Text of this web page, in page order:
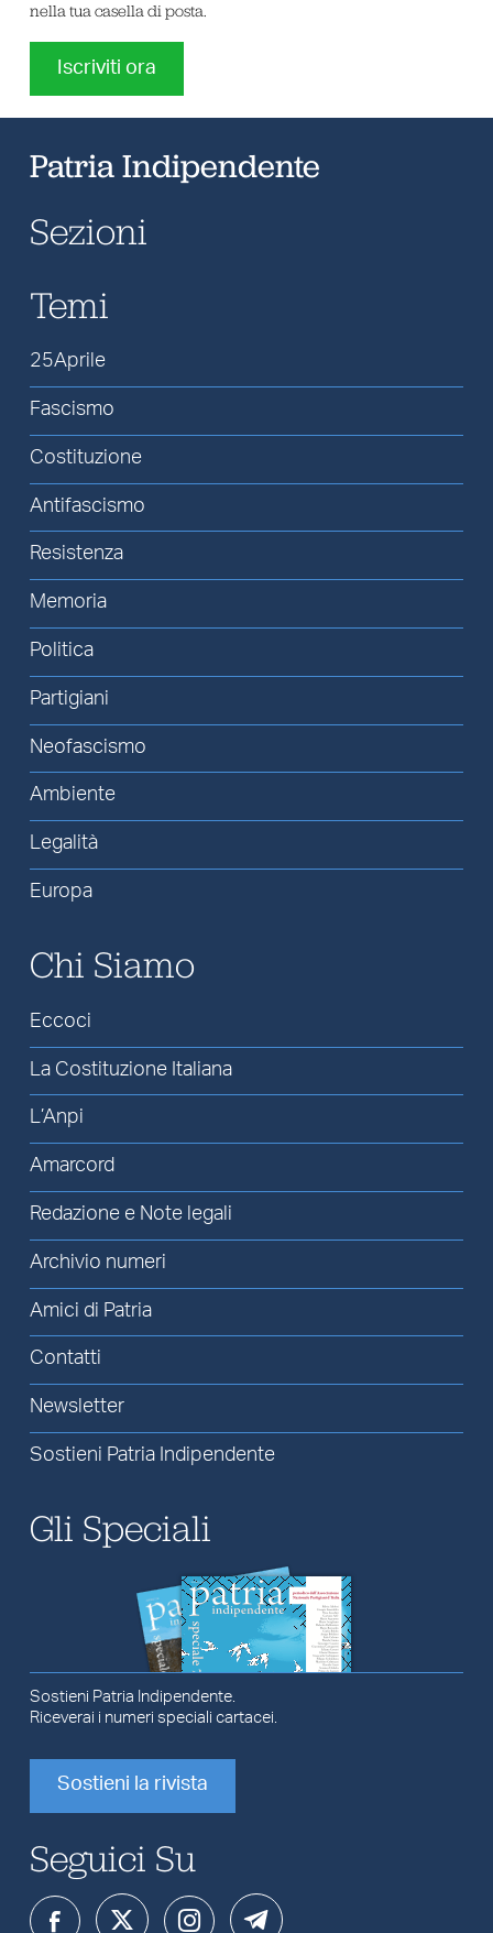
nella tua casella di posta.
Iscriviti ora
Patria Indipendente
Sezioni
Temi
25Aprile
Fascismo
Costituzione
Antifascismo
Resistenza
Memoria
Politica
Partigiani
Neofascismo
Ambiente
Legalità
Europa
Chi Siamo
Eccoci
La Costituzione Italiana
L’Anpi
Amarcord
Redazione e Note legali
Archivio numeri
Amici di Patria
Contatti
Newsletter
Sostieni Patria Indipendente
Gli Speciali
Sostieni Patria Indipendente.
Riceverai i numeri speciali cartacei.
Sostieni la rivista
Seguici Su